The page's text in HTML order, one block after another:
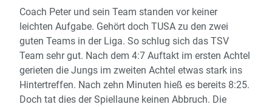
Coach Peter und sein Team standen vor keiner
leichten Aufgabe. Gehört doch TUSA zu den zwei
guten Teams in der Liga. So schlug sich das TSV
Team sehr gut. Nach dem 4:7 Auftakt im ersten Achtel
gerieten die Jungs im zweiten Achtel etwas stark ins
Hintertreffen. Nach zehn Minuten hieß es bereits 8:25.
Doch tat dies der Spiellaune keinen Abbruch. Die